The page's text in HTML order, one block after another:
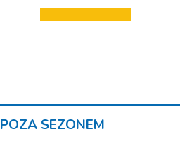
POZA SEZONEM